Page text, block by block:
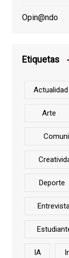
Opin@ndo
Etiquetas
Actualidad
Arte
Deporte
IA